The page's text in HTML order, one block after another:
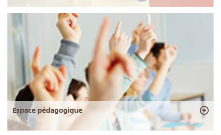
Espace pédagogique